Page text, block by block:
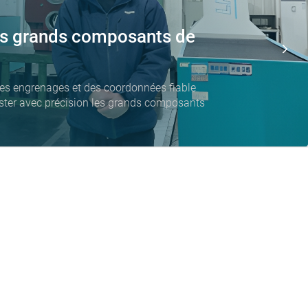
grands composants de
engrenages et des coordonnées fiable
avec précision les grands composants